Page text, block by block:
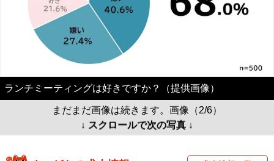
ランチミーティングは好きですか？（提供画像）
まだまだ画像は続きます。画像（2/6）
↓ スクロールで次の写真 ↓